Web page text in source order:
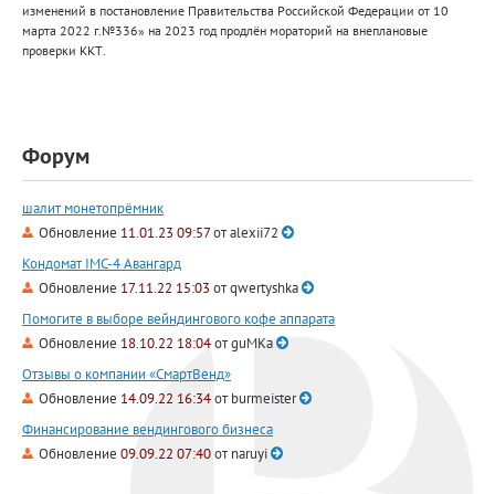
изменений в постановление Правительства Российской Федерации от 10
марта 2022 г.№336» на 2023 год продлён мораторий на внеплановые
проверки ККТ.
Форум
шалит монетопрёмник
Обновление 11.01.23 09:57отalexii72
Кондомат IMC-4 Авангард
Обновление 17.11.22 15:03 отqwertyshka
Помогите в выборе вейндингового кофе аппарата
Обновление 18.10.22 18:04отguMKa
Отзывы о компании «СмартВенд»
Обновление 14.09.22 16:34отburmeister
Финансирование вендингового бизнеса
Обновление 09.09.22 07:40отnaruyi